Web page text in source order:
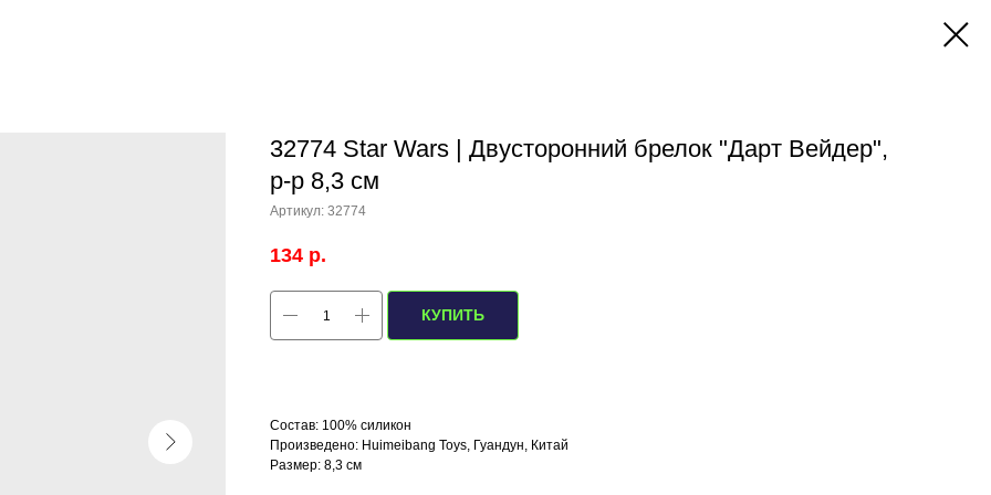
32774 Star Wars | Двусторонний брелок "Дарт Вейдер",
р-р 8,3 см
Артикул: 32774
134 р.
КУПИТЬ
Состав: 100% силикон
Произведено: Huimeibang Toys, Гуандун, Китай
Размер: 8,3 см